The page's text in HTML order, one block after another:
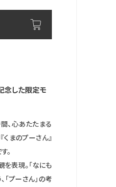
念した限定モ
、心あたたまる
くまのプーさん』
。
表現。「なにも
プーさん」の考